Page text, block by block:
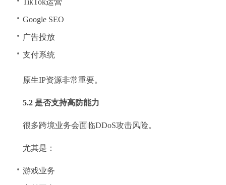
Google SEO
广告投放
支付系统
原生IP资源非常重要。
5.2 是否支持高防能力
很多跨境业务会面临DDoS攻击风险。
尤其是：
游戏业务